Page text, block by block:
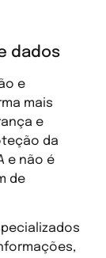
dados
e
mais
e
da
e não é
de